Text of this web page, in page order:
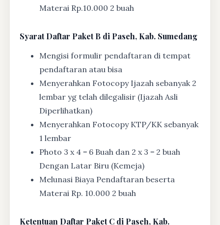
Materai Rp.10.000 2 buah
SyaratDaftar Paket B di Paseh, Kab. Sumedang
Mengisi formulir pendaftaran di tempat
pendaftaran atau bisa
Menyerahkan Fotocopy Ijazah sebanyak 2
lembar yg telah dilegalisir (Ijazah Asli
Diperlihatkan)
Menyerahkan Fotocopy KTP/KK sebanyak
1 lembar
Photo 3 x 4 = 6 Buah dan 2 x 3 = 2 buah
Dengan Latar Biru (Kemeja)
Melunasi Biaya Pendaftaran beserta
Materai Rp. 10.000 2 buah
Ketentuan Daftar Paket C di Paseh, Kab.